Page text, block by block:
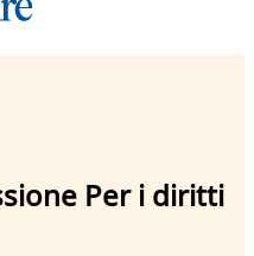
Per i diritti